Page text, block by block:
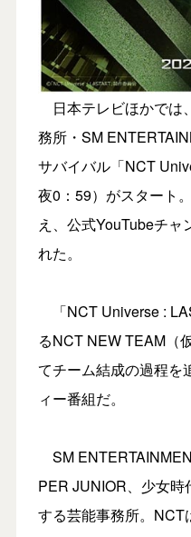
日本テレビほかでは
務所・SM
サバイバル「NCT
夜0：59）がスタート
え、公式YouTubeチャ
れた。
「NCT Universe :
るNCT NEW TEAM（
てチーム結成の過程を
ィー番組だ。
SM
PER JUNIOR、少女
する芸能事務所。NCT